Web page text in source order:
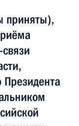
приняты),
Президента